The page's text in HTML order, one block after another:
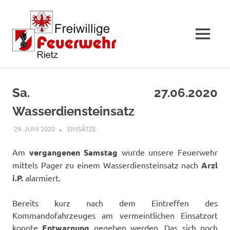
springen
MENÜ
Sa. 27.06.2020
Wasserdiensteinsatz
29. JUNI 2020 FFWRIETZ
EINSÄTZE
Am vergangenen Samstag wurde unsere Feuerwehr
mittels Pager zu einem Wasserdiensteinsatz nach Arzl
i.P. alarmiert.
Bereits kurz nach dem Eintreffen des
Kommandofahrzeuges am vermeintlichen Einsatzort
konnte
gegeben werden. Das sich noch